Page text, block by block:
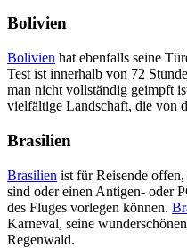
Bolivien
Bolivien hat ebenfalls seine
Test ist innerhalb von 72
man nicht vollständig geimpft
vielfältige Landschaft, die von
Brasilien
Brasilien ist für Reisende
sind oder einen Antigen- oder
des Fluges vorlegen können.
Karneval, seine
Regenwald.